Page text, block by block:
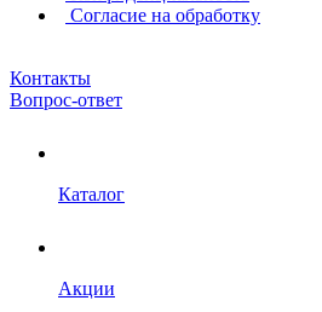
Согласие на обработку
Контакты
Вопрос-ответ
Каталог
Акции